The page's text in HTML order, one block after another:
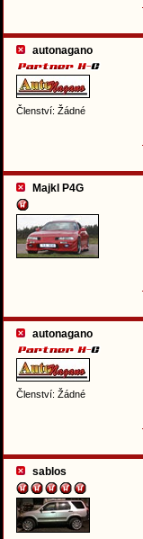
autonagano
Členství: Žádné
Majkl P4G
autonagano
Členství: Žádné
sablos